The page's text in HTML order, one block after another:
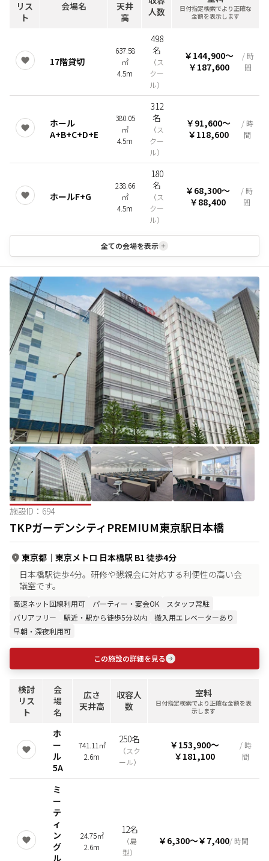
リス
ト
会場名
天井
高
人数
日付指定検索でより正確な
金額を表示します
17階貸切
637.58
㎡
4.5m
498
名
（ス
クー
ル）
￥144,900〜
￥187,600
/ 時
間
ホール
A+B+C+D+E
380.05
㎡
4.5m
312
名
（ス
クー
ル）
￥91,600〜
￥118,600
/ 時
間
ホールF+G
238.66
㎡
4.5m
180
名
（ス
クー
ル）
￥68,300〜
￥88,400
/ 時
間
全ての会場を表示
施設ID： 694
TKPガーデンシティPREMIUM東京駅日本橋
東京都 ｜ 東京メトロ 日本橋駅 B1 徒歩4分
日本橋駅徒歩4分。研修や懇親会に対応する利便性の高い会
議室です。
高速ネット回線利用可 パーティー・宴会OK
スタッフ常駐
バリアフリー
駅近・駅から徒歩5分以内
搬入用エレベーターあり
早朝・深夜利用可
この施設の詳細を見る
検討
リス
ト
会
場
名
広さ
天井高
収容人
数
室料
日付指定検索でより正確な金額を表
示します
ホ
ー
ル
5A
741.11㎡
2.6m
250名
（スク
ール）
￥153,900〜
￥181,100
/ 時
間
ミ
ー
テ
ィ
ン
グ
ル
24.75㎡
2.6m
12名
（島
型）
￥6,300〜￥7,400/ 時間